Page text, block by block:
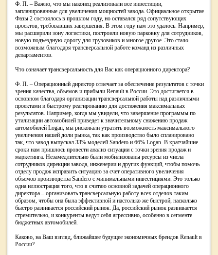
Ф. П. – Важно, что мы наконец реализовали все инвестиции,
запланированные для увеличения мощностей завода. Официальное открытие
Фазы 2 состоялось в прошлом году, но оставался ряд сопутствующих
проектов, требовавших завершения. В этом году нам это удалось. Например,
мы расширили зону логистики, построили новую парковку для сотрудников,
новую подъездную дорогу для грузовиков и многое другое. Это стало
возможным благодаря трансверсальной работе команд из различных
департаментов.
Что означает трансверсальность для Вас как операционного директора?
Ф. П. – Операционный директор отвечает за обеспечение результатов с точки
зрения качества, объемов и прибыли Renault в России. Это достигается в
основном благодаря организации трансверсальной работы над различными
проектами и быстрому реагированию для достижения максимальных
результатов. Например, когда мы увидели, что завершение программы по
утилизации автомобилей приведет к значительному снижению продаж
автомобилей Logan, мы рисковали утратить возможность максимального
увеличения нашей доли рынка, так как производство было спланировано
так, что завод выпускал 33% моделей Sandero и 66% Logan. В кратчайшие
сроки нам пришлось провести анализ ситуации с точки зрения продаж и
маркетинга. Незамедлительно были мобилизованы ресурсы из числа
сотрудников дирекции завода, инженерии и других функций, чтобы помочь
отделу продаж исправить ситуацию за счет оперативного увеличения
объемов производства Sandero с минимальными инвестициями. Это только
одна иллюстрация того, что я считаю основной задачей операционного
директора – организовать трансверсальную работу всех отделов таким
образом, чтобы она была эффективной и настолько же быстрой, насколько
быстро развивается российский рынок. Да, российский рынок развивается
стремительно, и конкуренты ведут себя агрессивно, особенно в сегменте
бюджетных автомобилей.
Каково, на Ваш взгляд, ближайшее будущее экономичных брендов Renault в
России?